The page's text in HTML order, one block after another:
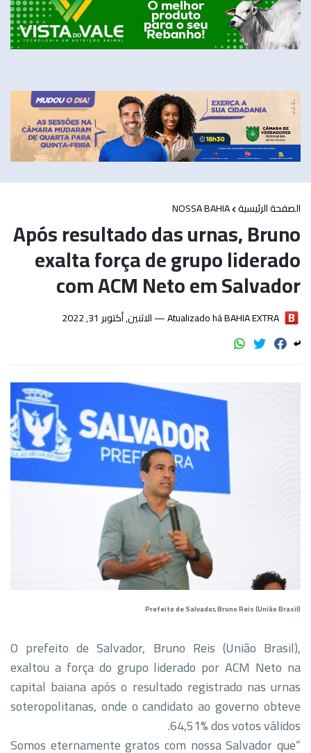
الصفحة الرئيسية NOSSA BAHIA
Após resultado das urnas, Bruno
exalta força de grupo liderado
com ACM Neto em Salvador
BAHIA EXTRA
Atualizado há — الاثنين, أكتوبر 31, 2022
Prefeito de Salvador, Bruno Reis (União Brasil)
O prefeito de Salvador, Bruno Reis (União Brasil),
exaltou a força do grupo liderado por ACM Neto na
capital baiana após o resultado registrado nas urnas
soteropolitanas, onde o candidato ao governo obteve
64,51% dos votos válidos.
“Somos eternamente gratos com nossa Salvador que